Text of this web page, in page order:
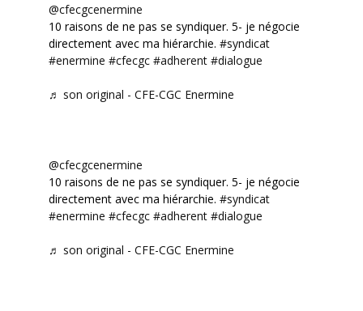
@cfecgcenermine
10 raisons de ne pas se syndiquer. 5- je négocie
directement avec ma hiérarchie. #syndicat
#enermine #cfecgc #adherent #dialogue
♬ son original - CFE-CGC Enermine
@cfecgcenermine
10 raisons de ne pas se syndiquer. 5- je négocie
directement avec ma hiérarchie. #syndicat
#enermine #cfecgc #adherent #dialogue
♬ son original - CFE-CGC Enermine